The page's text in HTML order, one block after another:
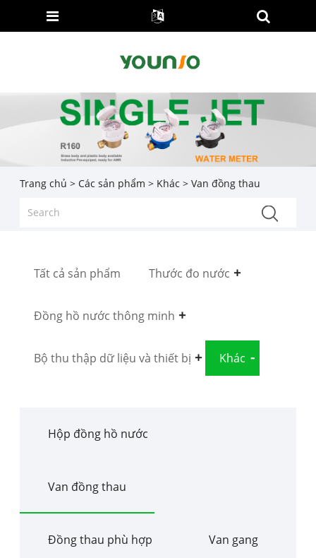
Trang chủ > Các sản phẩm > Khác > Van đồng thau
Tất cả sản phẩm Thước đo nước
Đồng hồ nước thông minh
Bộ thu thập dữ liệu và thiết bị Khác
Hộp đồng hồ nước
Van đồng thau
Đồng thau phù hợp Van gang